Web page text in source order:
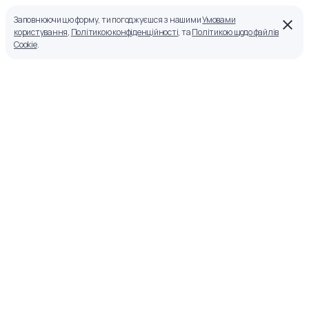
Заповнюючи цю форму, ти погоджуєшся з нашимиУмовами
користування, Політикою конфіденційності, таПолітикою щодо файлів
Cookie.